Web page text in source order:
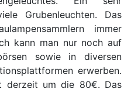
Grubenleuchten. Das
immer
kann man nur noch auf
sowie in diversen
erwerben.
derzeit um die 80€. Das